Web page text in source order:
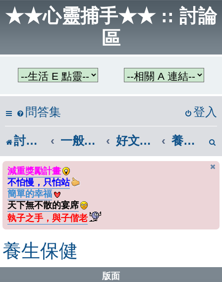
★★心靈捕手★★ :: 討論
區
問答集 登入
討論區首頁 一般話題區 好文章共讀 養生保健
減重獎勵計畫
不怕慢，只怕站
簡單的幸福
天下無不散的宴席
執子之手，與子偕老
養生保健
版面